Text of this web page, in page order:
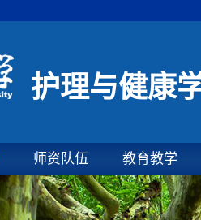
护理与健康
师资队伍 教育教学